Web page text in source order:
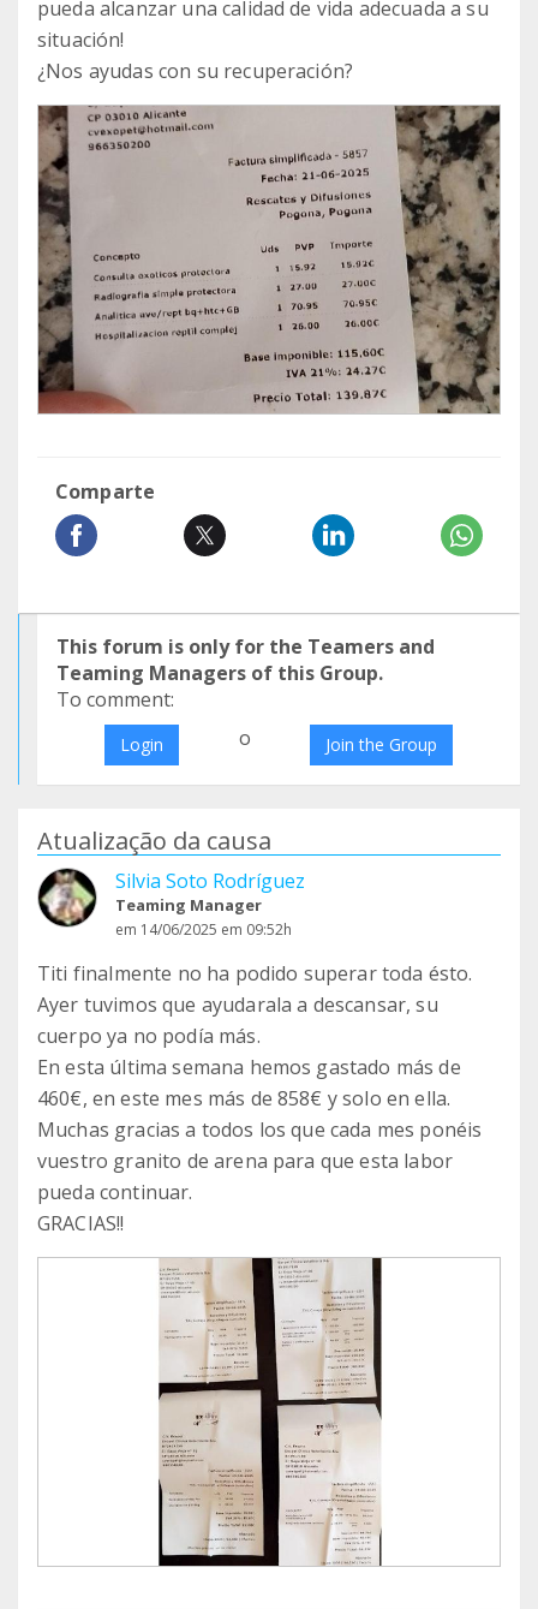
pueda alcanzar una calidad de vida adecuada a su
situación!
¿Nos ayudas con su recuperación?
Comparte
This forum is only for the Teamers and
Teaming Managers of this Group.
To comment:
Login o Join the Group
Atualização da causa
Silvia Soto Rodríguez
Teaming Manager
em 14/06/2025 em 09:52h
Titi finalmente no ha podido superar toda ésto.
Ayer tuvimos que ayudarala a descansar, su
cuerpo ya no podía más.
En esta última semana hemos gastado más de
460€, en este mes más de 858€ y solo en ella.
Muchas gracias a todos los que cada mes ponéis
vuestro granito de arena para que esta labor
pueda continuar.
GRACIAS!!